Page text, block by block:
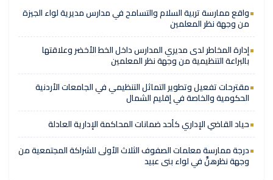
واقع ممارسة تربية السلام والتسامح في مدارس مديرية لواء الجيزة
من وجهة نظر المعلمين
إدارة المخاطر لدى مديري المدارس داخل الخط الأخضر وعلاقتها
بالبراعة التنظيمية من وجهة نظر المعلمين
مقترحات تفعيل وتطوير التماثل التنظيمي في الجامعات الأردنية
الحكومية والخاصة في إقليم الشمال
حياد القاضي الإداري كأحد ضمانات المحاكمة الإدارية العادلة
درجة ممارسة معلمات الصفوف الثلاث الأولى للشراكة المجتمعية من
وجهة نظرهنَّ في لواء بنى عبيد